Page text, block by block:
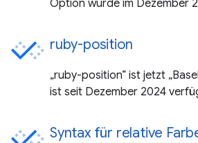
Option wurde im Dezember
ruby-position
„ruby-position“ ist jetzt
ist seit Dezember 2024
Syntax für relative